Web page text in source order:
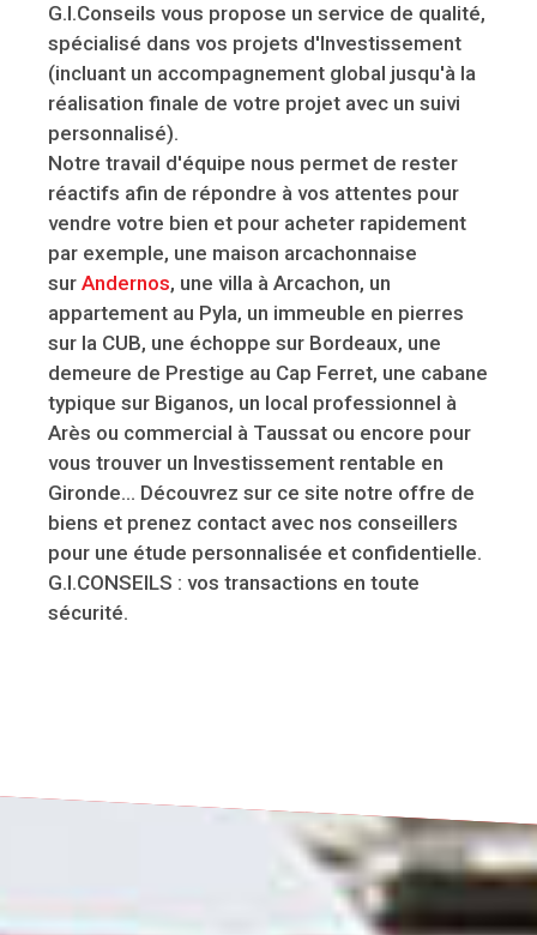
G.I.Conseils vous propose un service de qualité,
spécialisé dans vos projets d'Investissement
(incluant un accompagnement global jusqu'à la
réalisation finale de votre projet avec un suivi
personnalisé).
Notre travail d'équipe nous permet de rester
réactifs afin de répondre à vos attentes pour
vendre votre bien et pour acheter rapidement
par exemple, une maison arcachonnaise
sur Andernos, une villa à Arcachon, un
appartement au Pyla, un immeuble en pierres
sur la CUB, une échoppe sur Bordeaux, une
demeure de Prestige au Cap Ferret, une cabane
typique sur Biganos, un local professionnel à
Arès ou commercial à Taussat ou encore pour
vous trouver un Investissement rentable en
Gironde... Découvrez sur ce site notre offre de
biens et prenez contact avec nos conseillers
pour une étude personnalisée et confidentielle.
G.I.CONSEILS : vos transactions en toute
sécurité.